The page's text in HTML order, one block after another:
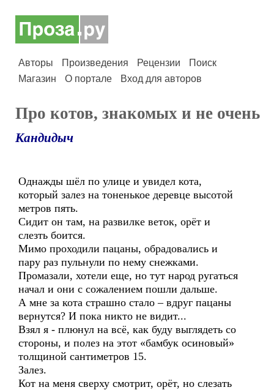
Авторы Произведения Рецензии
Поиск
Магазин
О портале Вход для авторов
Про котов, знакомых и не очень
Кандидыч
Однажды шёл по улице и увидел кота,
который залез на тоненькое деревце высотой
метров пять.
Сидит он там, на развилке веток, орёт и
слезть боится.
Мимо проходили пацаны, обрадовались и
пару раз пульнули по нему снежками.
Промазали, хотели еще, но тут народ ругаться
начал и они с сожалением пошли дальше.
А мне за кота страшно стало – вдруг пацаны
вернутся? И пока никто не видит...
Взял я - плюнул на всё, как буду выглядеть со
стороны, и полез на этот «бамбук осиновый»
толщиной сантиметров 15.
Залез.
Кот на меня сверху смотрит, орёт, но слезать